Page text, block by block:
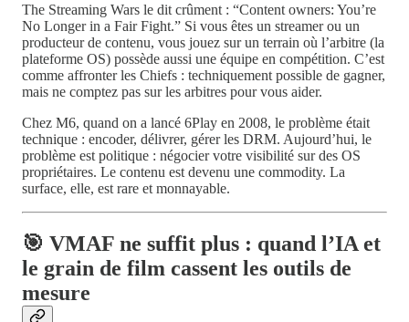
The Streaming Wars le dit crûment : “Content owners: You’re
No Longer in a Fair Fight.” Si vous êtes un streamer ou un
producteur de contenu, vous jouez sur un terrain où l’arbitre (la
plateforme OS) possède aussi une équipe en compétition. C’est
comme affronter les Chiefs : techniquement possible de gagner,
mais ne comptez pas sur les arbitres pour vous aider.
Chez M6, quand on a lancé 6Play en 2008, le problème était
technique : encoder, délivrer, gérer les DRM. Aujourd’hui, le
problème est politique : négocier votre visibilité sur des OS
propriétaires. Le contenu est devenu une commodity. La
surface, elle, est rare et monnayable.
🎯 VMAF ne suffit plus : quand l’IA et
le grain de film cassent les outils de
mesure